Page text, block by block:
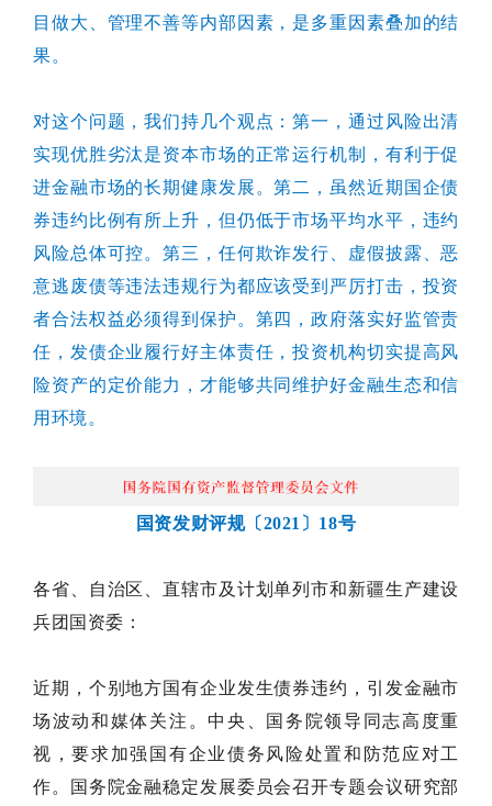
目做大、管理不善等内部因素，是多重因素叠加的结
果。
对这个问题，我们持几个观点：第一，通过风险出清
实现优胜劣汰是资本市场的正常运行机制，有利于促
进金融市场的长期健康发展。第二，虽然近期国企债
券违约比例有所上升，但仍低于市场平均水平，违约
风险总体可控。第三，任何欺诈发行、虚假披露、恶
意逃废债等违法违规行为都应该受到严厉打击，投资
者合法权益必须得到保护。第四，政府落实好监管责
任，发债企业履行好主体责任，投资机构切实提高风
险资产的定价能力，才能够共同维护好金融生态和信
用环境。
国资发财评规〔2021〕18号
各省、自治区、直辖市及计划单列市和新疆生产建设
兵团国资委：
近期，个别地方国有企业发生债券违约，引发金融市
场波动和媒体关注。中央、国务院领导同志高度重
视，要求加强国有企业债务风险处置和防范应对工
作。国务院金融稳定发展委员会召开专题会议研究部